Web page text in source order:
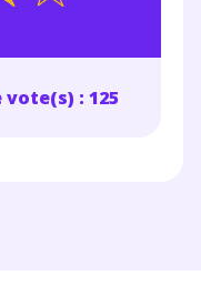
vote(s) : 125